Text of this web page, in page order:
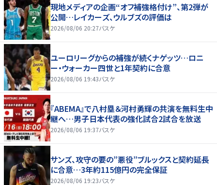
現地メディアの企画“オフ補強格付け”、第2弾が
公開…レイカーズ、ウルブズの評価は
2026/08/06 20:27バスケ
ユーロリーグからの補強が続くナゲッツ…ロニ
ー・ウォーカー四世と1年契約に合意
2026/08/06 19:43バスケ
『ABEMA』で八村塁＆河村勇輝の共演を無料生中
継へ…男子日本代表の強化試合2試合を放送
2026/08/06 19:37バスケ
サンズ、攻守の要の”悪役”ブルックスと契約延長
に合意…3年約115億円の完全保証
2026/08/06 19:23バスケ